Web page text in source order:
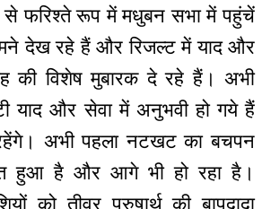
से फरिश्ते रूप में मधुबन सभा में पहुंचें
देख रहे हैं और रिजल्ट में याद और
की विशेष मुबारक दे रहे हैं। अभी
याद और सेवा में अनुभवी हो गये हैं
अभी पहला नटखट का बचपन
हुआ है और आगे भी हो रहा है।
को तीव्र पुरुषार्थ की बापदादा